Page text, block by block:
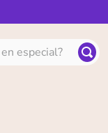
especial?